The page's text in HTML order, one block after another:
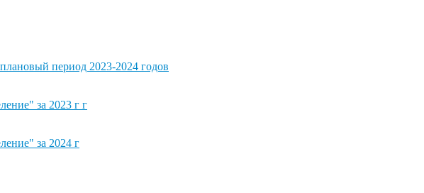
период 2023-2024 годов
за 2023 г г
за 2024 г